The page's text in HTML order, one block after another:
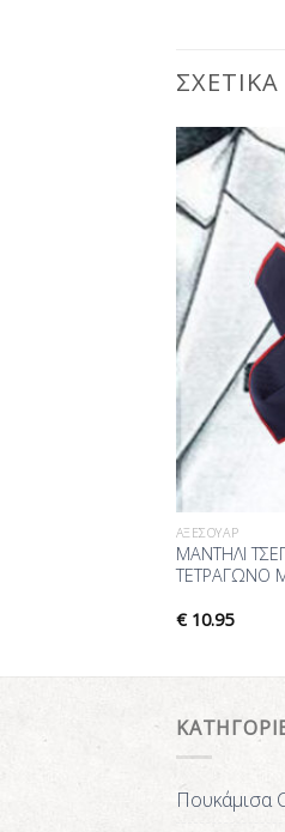
ΑΞΕΣΟΥΆΡ
ΜΑΝΤΗΛΙ
ΤΕΤΡΑΓΩΝΟ
€10.95
Πουκάμισα